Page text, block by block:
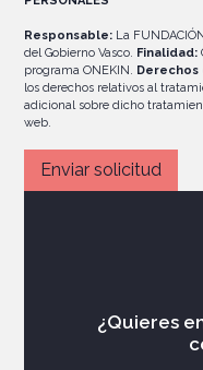
Responsable: La
del Gobierno Vasco. Finalidad:
programa ONEKIN.
los derechos relativos al
adicional sobre dicho
web.
¿Quieres